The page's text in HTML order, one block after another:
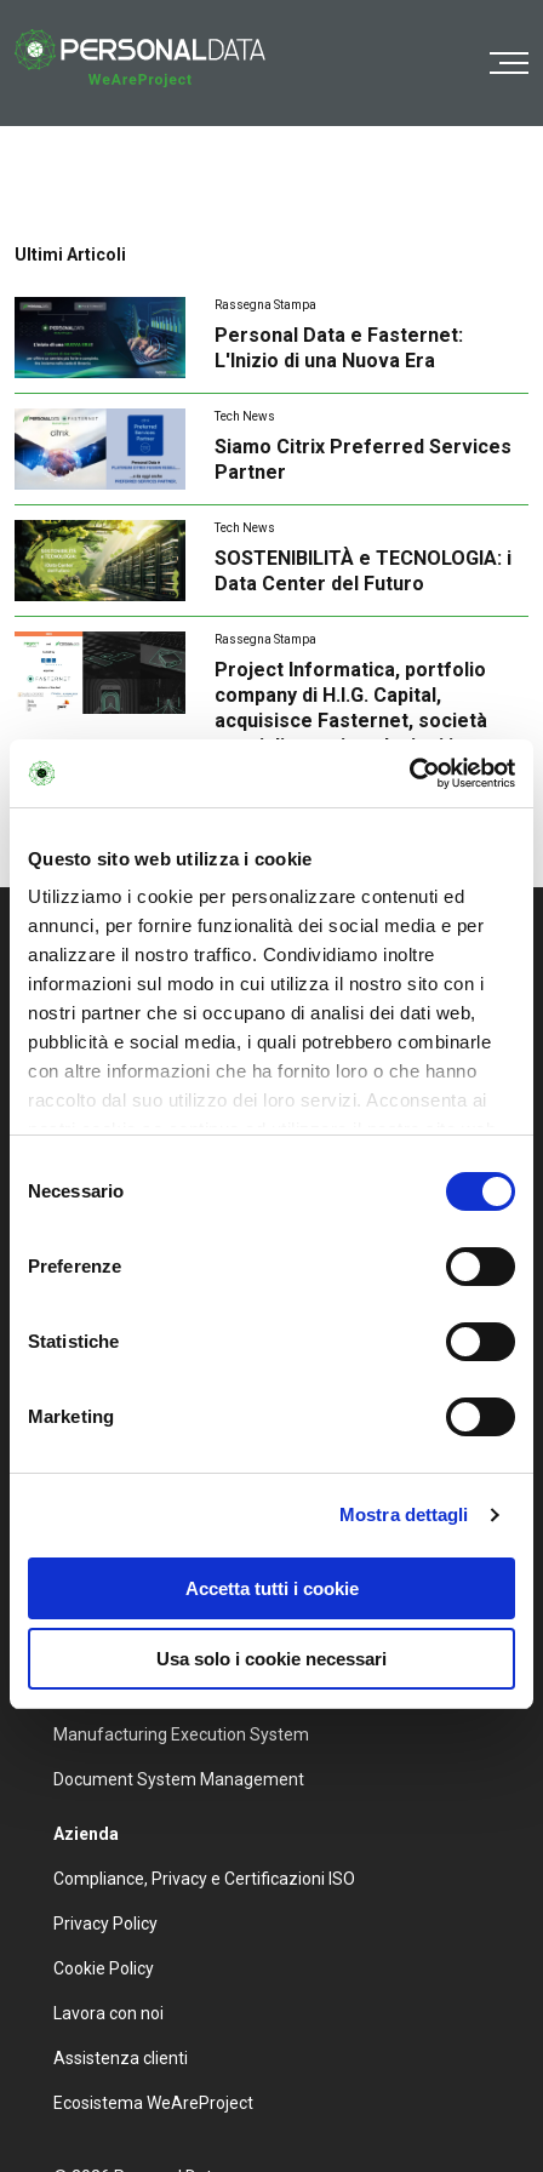
Questo sito web utilizza i cookie
Utilizziamo i cookie per personalizzare contenuti ed
annunci, per fornire funzionalità dei social media e per
analizzare il nostro traffico. Condividiamo inoltre
informazioni sul modo in cui utilizza il nostro sito con i
nostri partner che si occupano di analisi dei dati web,
pubblicità e social media, i quali potrebbero combinarle
con altre informazioni che ha fornito loro o che hanno
raccolto dal suo utilizzo dei loro servizi. Acconsenta ai
delNecessario
Preferenze
Statistiche
Marketing
Mostra dettagli
Accetta tutti i cookie
Usa solo i cookie necessari
Ultimi Articoli
Rassegna Stampa
Personal Data e Fasternet:
L'Inizio di una Nuova Era
Tech News
Siamo Citrix Preferred Services
Partner
Tech News
SOSTENIBILITÀ e TECNOLOGIA: i
Data Center del Futuro
Rassegna Stampa
Project Informatica, portfolio
company di H.I.G. Capital,
acquisisce Fasternet, società
specializzata in soluzioni in
ambito IT Infrastructure e
Specializzata in soluzioni IT infrastrutturali
personalizzate per la gestione,
virtualizzazione e business continuity dei
sistemi IT della tua azienda.
Soluzioni
Managed Services
Digital Workspace
Servizi al Valore
Business Process Management
Data Analysis
Manufacturing Execution System
Document System Management
Azienda
Compliance, Privacy e Certificazioni ISO
Privacy Policy
Cookie Policy
Lavora con noi
Assistenza clienti
Ecosistema WeAreProject